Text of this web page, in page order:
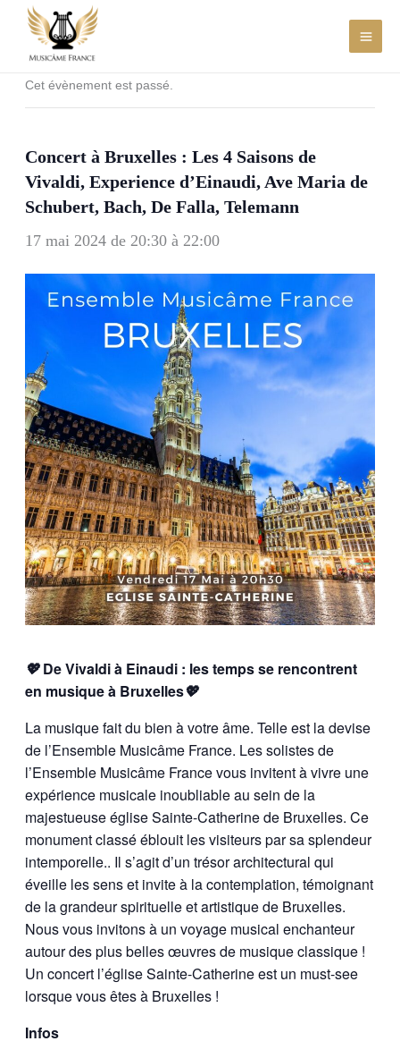
contenu
Cet évènement est passé.
Concert à Bruxelles : Les 4 Saisons de
Vivaldi, Experience d’Einaudi, Ave Maria de
Schubert, Bach, De Falla, Telemann
17 mai 2024 de 20:30à 22:00
💖De Vivaldi à Einaudi : les temps se rencontrent
en musique à Bruxelles💖
La musique fait du bien à votre âme. Telle est la devise
de l’Ensemble Musicâme France. Les solistes de
l’Ensemble Musicâme France vous invitent à vivre une
expérience musicale inoubliable au sein de la
majestueuse église Sainte-Catherine de Bruxelles. Ce
monument classé éblouit les visiteurs par sa splendeur
intemporelle.. Il s’agit d’un trésor architectural qui
éveille les sens et invite à la contemplation, témoignant
de la grandeur spirituelle et artistique de Bruxelles.
Nous vous invitons à un voyage musical enchanteur
autour des plus belles œuvres de musique classique !
Un concert l’église Sainte-Catherine est un must-see
lorsque vous êtes à Bruxelles !
Infos